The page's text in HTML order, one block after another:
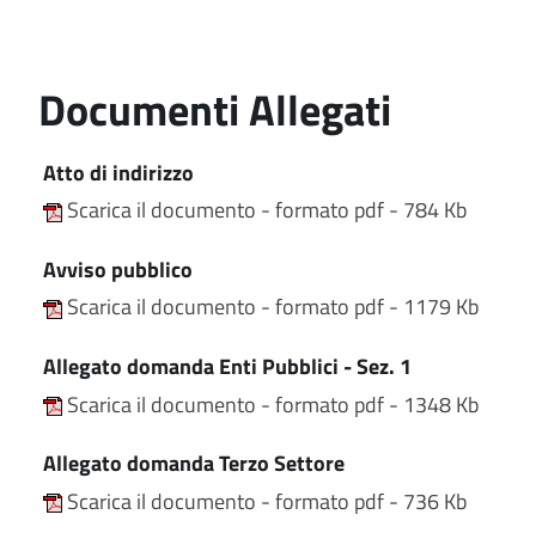
Documenti Allegati
Atto di indirizzo
Scarica il documento - formato pdf - 784 Kb
Avviso pubblico
Scarica il documento - formato pdf - 1179 Kb
Allegato domanda Enti Pubblici - Sez. 1
Scarica il documento - formato pdf - 1348 Kb
Allegato domanda Terzo Settore
Scarica il documento - formato pdf - 736 Kb